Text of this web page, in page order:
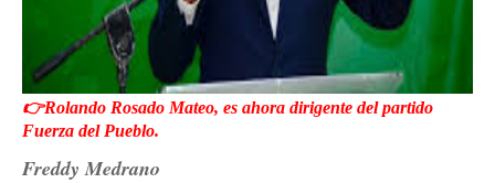
👉Rolando Rosado Mateo, es ahora dirigente del partido
Fuerza del Pueblo.
Freddy Medrano